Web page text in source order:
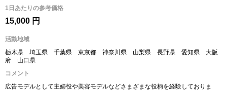
1日あたりの参考価格
15,000 円
活動地域
栃木県 埼玉県 千葉県 東京都 神奈川県 山梨県 長野県 愛知県 大阪
府 山口県
コメント
広告モデルとして主婦役や美容モデルなどさまざまな役柄を経験しておりま